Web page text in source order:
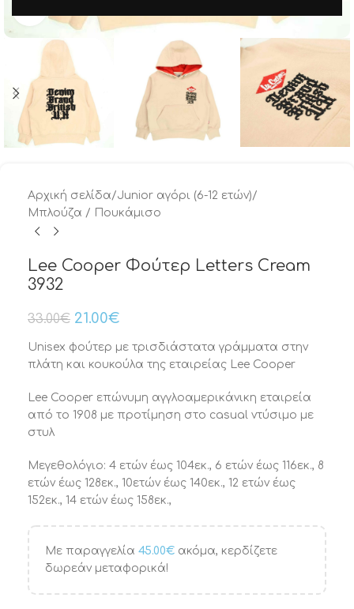
Αρχική σελίδα/Junior αγόρι (6-12 ετών)/
Μπλούζα / Πουκάμισο
Lee Cooper Φούτερ Letters Cream
3932
33.00€ 21.00€
Unisex φούτερ με τρισδιάστατα γράμματα στην
πλάτη και κουκούλα της εταιρείας Lee Cooper
Lee Cooper επώνυμη αγγλοαμερικάνικη εταιρεία
από το 1908 με προτίμηση στο casual ντύσιμο με
στυλ
Μεγεθολόγιο: 4 ετών έως 104εκ., 6 ετών έως 116εκ., 8
ετών έως 128εκ., 10ετών έως 140εκ., 12 ετών έως
152εκ., 14 ετών έως 158εκ.,
Με παραγγελία 45.00€ ακόμα, κερδίζετε
δωρεάν μεταφορικά!